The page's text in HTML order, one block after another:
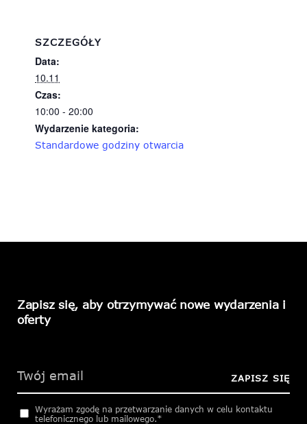
SZCZEGÓŁY
Data:
10.11
Czas:
10:00 - 20:00
Wydarzenie kategoria:
Standardowe godziny otwarcia
Zapisz się, aby otrzymywać nowe wydarzenia i
oferty
this
ZAPISZ SIĘ
Wyrażam zgodę na przetwarzanie danych w celu kontaktu
telefonicznego lub mailowego.*